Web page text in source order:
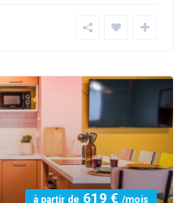
à partir de414 €/mois